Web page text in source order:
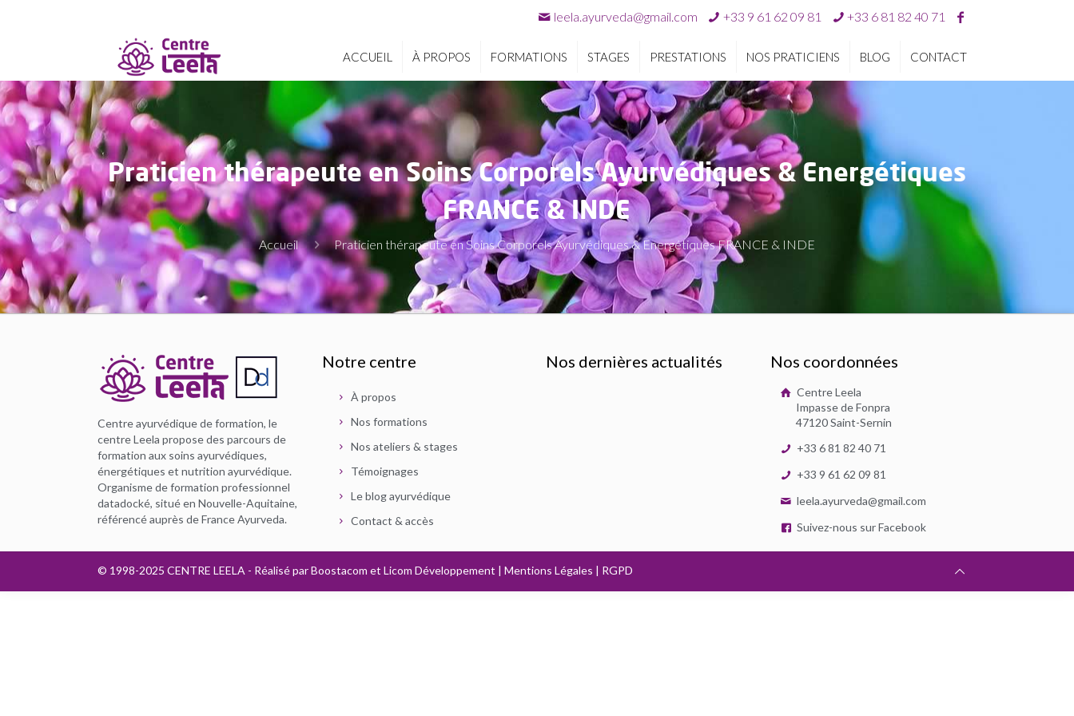
leela.ayurveda@gmail.com +33 9 61 62 09 81 +33 6 81 82 40 71
ACCUEIL À PROPOS FORMATIONS STAGES PRESTATIONS NOS PRATICIENS BLOG CONTACT
Praticien thérapeute en Soins Corporels Ayurvédiques & Energétiques
FRANCE & INDE
Accueil Praticien thérapeute en Soins Corporels Ayurvédiques & Energétiques FRANCE & INDE
Centre ayurvédique de formation, le
centre Leela propose des parcours de
formation aux soins ayurvédiques,
énergétiques et nutrition ayurvédique.
Organisme de formation professionnel
datadocké, situé en Nouvelle-Aquitaine,
référencé auprès de France Ayurveda.
Notre centre
À propos
Nos formations
Nos ateliers & stages
Témoignages
Le blog ayurvédique
Contact & accès
Nos dernières actualités Nos coordonnées
Centre Leela
Impasse de Fonpra
47120 Saint-Sernin
+33 6 81 82 40 71
+33 9 61 62 09 81
leela.ayurveda@gmail.com
Suivez-nous sur Facebook
© 1998-2025 CENTRE LEELA - Réalisé parBoostacom etLicom Développement |Mentions Légales | RGPD